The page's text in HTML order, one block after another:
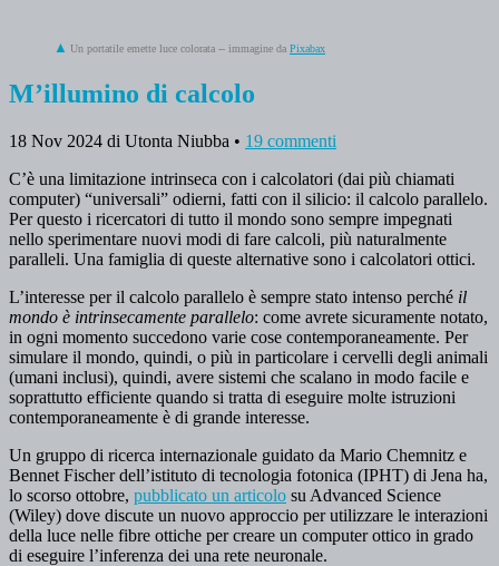
Un portatile emette luce colorata -- immagine da Pixabax
M’illumino di calcolo
18 Nov 2024 di Utonta Niubba • 19 commenti
C’è una limitazione intrinseca con i calcolatori (dai più chiamati
computer) “universali” odierni, fatti con il silicio: il calcolo parallelo.
Per questo i ricercatori di tutto il mondo sono sempre impegnati
nello sperimentare nuovi modi di fare calcoli, più naturalmente
paralleli. Una famiglia di queste alternative sono i calcolatori ottici.
L’interesse per il calcolo parallelo è sempre stato intenso perché il
mondo è intrinsecamente parallelo: come avrete sicuramente notato,
in ogni momento succedono varie cose contemporaneamente. Per
simulare il mondo, quindi, o più in particolare i cervelli degli animali
(umani inclusi), quindi, avere sistemi che scalano in modo facile e
soprattutto efficiente quando si tratta di eseguire molte istruzioni
contemporaneamente è di grande interesse.
Un gruppo di ricerca internazionale guidato da Mario Chemnitz e
Bennet Fischer dell’istituto di tecnologia fotonica (IPHT) di Jena ha,
lo scorso ottobre, pubblicato un articolo su Advanced Science
(Wiley) dove discute un nuovo approccio per utilizzare le interazioni
della luce nelle fibre ottiche per creare un computer ottico in grado
di eseguire l’inferenza dei una rete neuronale.